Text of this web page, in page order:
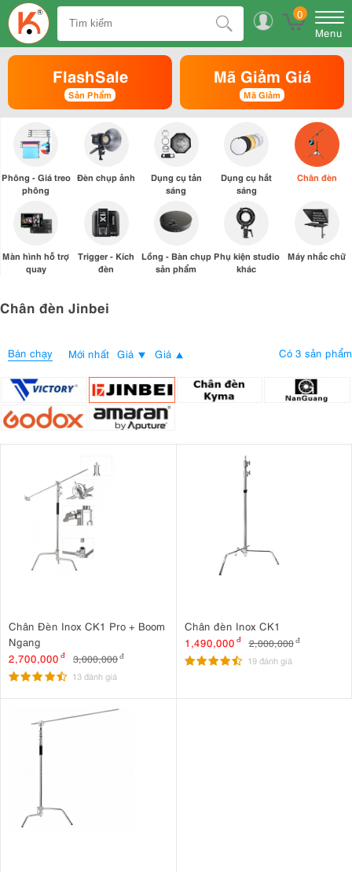
0
Menu
FlashSale
Sản Phẩm
Mã Giảm Giá
Mã Giảm
Phông - Giá treo
phông
Đèn chụp ảnh
Dụng cụ tản
sáng
Dụng cụ hắt
sáng
Chân đèn
Màn hình hỗ trợ
quay
Trigger - Kích
đèn
Lồng - Bàn chụp
sản phẩm
Phụ kiện studio
khác
Máy nhắc chữ
Chân đèn Jinbei
Bán chạy Mới nhất Giá Giá Có 3 sản phẩm
Chân Đèn Inox CK1 Pro + Boom
Ngang
2,700,000 đ 3,000,000đ
13 đánh giá
Chân đèn Inox CK1
1,490,000 đ 2,000,000 đ
19 đánh giá